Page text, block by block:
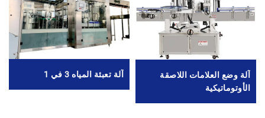
آلة وضع العلامات اللاصقة
الأوتوماتيكية
آلة تعبئة المياه 3 في 1